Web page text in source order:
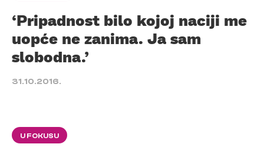
‘Pripadnost bilo kojoj naciji me
uopće ne zanima. Ja sam
slobodna.’
31.10.2016.
U FOKUSU